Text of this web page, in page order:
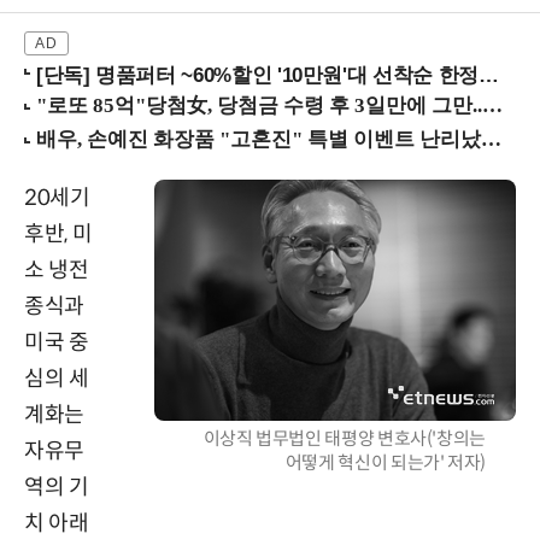
[단독] 명품퍼터 ~60%할인 '10만원'대 선착순 한정판매!
이상직 법무법인 태평양 변호사('창의는
어떻게 혁신이 되는가' 저자)
20세기
후반, 미
소 냉전
종식과
미국 중
심의 세
계화는
자유무
역의 기
치 아래